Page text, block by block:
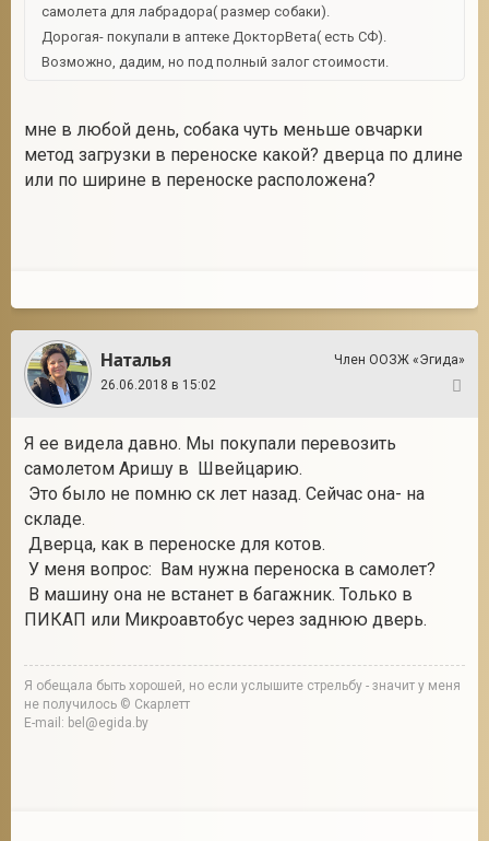
самолета для лабрадора( размер собаки).
Дорогая- покупали в аптеке ДокторВета( есть СФ).
Возможно, дадим, но под полный залог стоимости.
мне в любой день, собака чуть меньше овчарки
метод загрузки в переноске какой? дверца по длине
или по ширине в переноске расположена?
Наталья
Член ООЗЖ «Эгида»
26.06.2018 в 15:02
Я ее видела давно. Мы покупали перевозить
самолетом Аришу в Швейцарию.
Это было не помню ск лет назад. Сейчас она- на
складе.
Дверца, как в переноске для котов.
У меня вопрос: Вам нужна переноска в самолет?
В машину она не встанет в багажник. Только в
ПИКАП или Микроавтобус через заднюю дверь.
Я обещала быть хорошей, но если услышите стрельбу - значит у меня
не получилось © Скарлетт
E-mail: bel@egida.by